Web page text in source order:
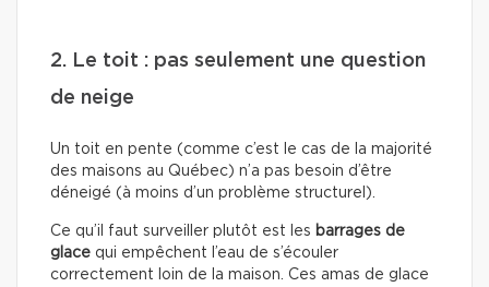
2. Le toit : pas seulement une question
de neige
Un toit en pente (comme c’est le cas de la majorité
des maisons au Québec) n’a pas besoin d’être
déneigé (à moins d’un problème structurel).
Ce qu’il faut surveiller plutôt est les barrages de
glace qui empêchent l’eau de s’écouler
correctement loin de la maison. Ces amas de glace